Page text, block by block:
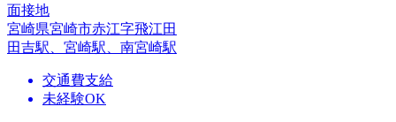
面接地
宮崎県宮崎市赤江字飛江田
田吉駅、宮崎駅、南宮崎駅
交通費支給
未経験OK